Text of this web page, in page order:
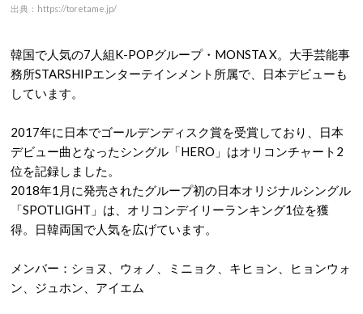
出典：https://toretame.jp/
韓国で人気の7人組K-POPグループ・MONSTA X。大手芸能事
務所STARSHIPエンターテインメント所属で、日本デビューも
しています。
2017年に日本でゴールデンディスク賞を受賞しており、日本
デビュー曲となったシングル「HERO」はオリコンチャート2
位を記録しました。
2018年1月に発売されたグループ初の日本オリジナルシングル
「SPOTLIGHT」は、オリコンデイリーランキング1位を獲
得。日韓両国で人気を広げています。
メンバー：ショヌ、ウォノ、ミニョク、キヒョン、ヒョンウォ
ン、ジュホン、アイエム